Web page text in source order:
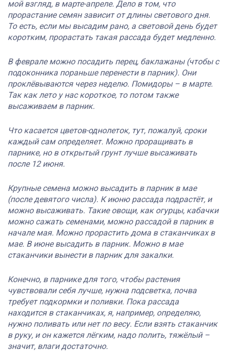
мой взгляд, в марте-апреле. Дело в том, что
прорастание семян зависит от длины светового дня.
То есть, если мы высадим рано, а световой день будет
коротким, прорастать такая рассада будет медленно.
В феврале можно посадить перец, баклажаны (чтобы с
подоконника пораньше перенести в парник). Они
проклёвываются через неделю. Помидоры – в марте.
Так как лето у нас короткое, то потом также
высаживаем в парник.
Что касается цветов-однолеток, тут, пожалуй, сроки
каждый сам определяет. Можно проращивать в
парнике, но в открытый грунт лучше высаживать
после 12 июня.
Крупные семена можно высадить в парник в мае
(после девятого числа). К июню рассада подрастёт, и
можно высаживать. Такие овощи, как огурцы, кабачки
можно сажать семенами, можно рассадой в парник в
начале мая. Можно прорастить дома в стаканчиках в
мае. В июне высадить в парник. Можно в мае
стаканчики вынести в парник для закалки.
Конечно, в парнике для того, чтобы растения
чувствовали себя лучше, нужна подсветка, почва
требует подкормки и поливки. Пока рассада
находится в стаканчиках, я, например, определяю,
нужно поливать или нет по весу. Если взять стаканчик
в руку, и он кажется лёгким, надо полить, тяжёлый –
значит, влаги достаточно.